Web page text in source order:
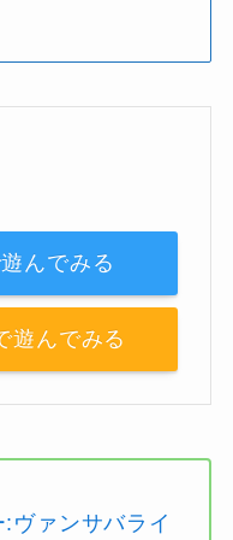
んでみる
遊んでみる
ヴァンサバライ